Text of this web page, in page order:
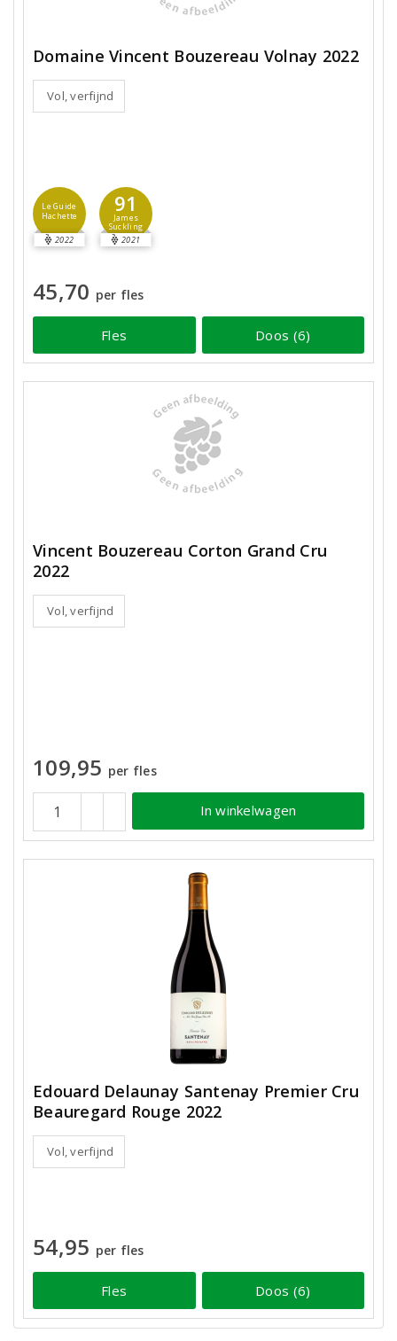
Domaine Vincent Bouzereau Volnay 2022
Vol, verfijnd
Le Guide
Hachette
2022
91
James
Suckling
2021
45,70 per fles
Fles Doos (6)
Vincent Bouzereau Corton Grand Cru
2022
Vol, verfijnd
109,95 per fles
In winkelwagen
Edouard Delaunay Santenay Premier Cru
Beauregard Rouge 2022
Vol, verfijnd
54,95 per fles
Fles Doos (6)